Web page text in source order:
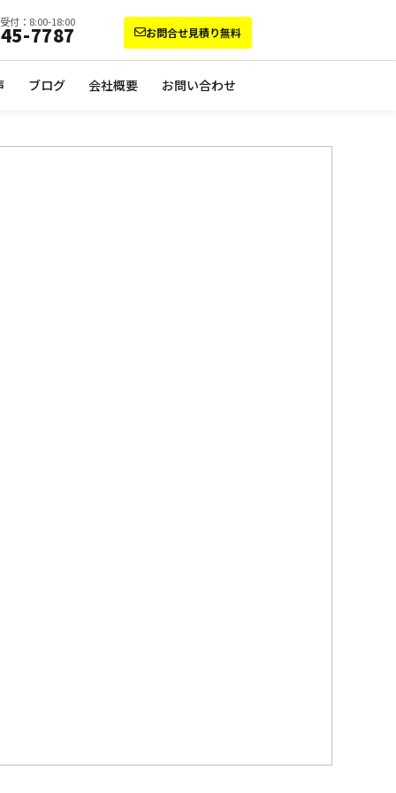
受付：8:00-18:00
7787 お問合せ見積り無料
ブログ 会社概要 お問い合わせ